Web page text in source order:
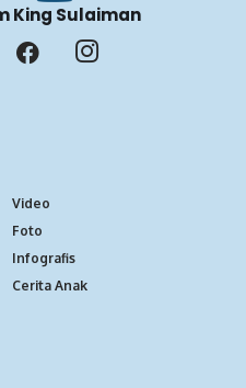
King Sulaiman
Video
Foto
Infografis
Cerita Anak